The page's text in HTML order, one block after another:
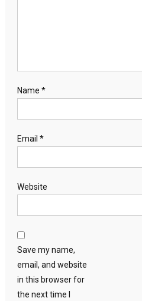
Name *
Email *
Website
Save my name,
email, and website
in this browser for
the next time I